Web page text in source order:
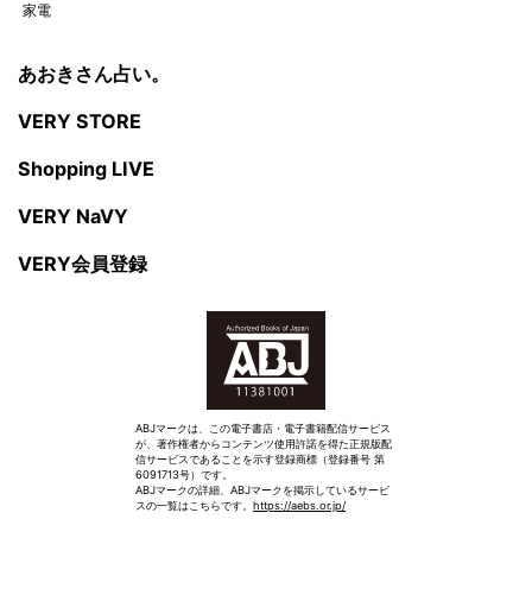
家電
あおきさん占い。
VERY STORE
Shopping LIVE
VERY NaVY
VERY会員登録
ABJマークは、この電子書店・電子書籍配信サービス
が、著作権者からコンテンツ使用許諾を得た正規版配
信サービスであることを示す登録商標（登録番号 第
6091713号）です。
ABJマークの詳細、ABJマークを掲示しているサービ
スの一覧はこちらです。 https://aebs.or.jp/